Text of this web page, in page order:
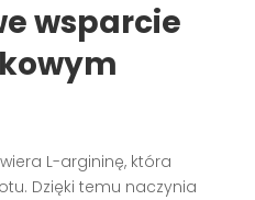
wsparcie
L-argininę, która
Dzięki temu naczynia